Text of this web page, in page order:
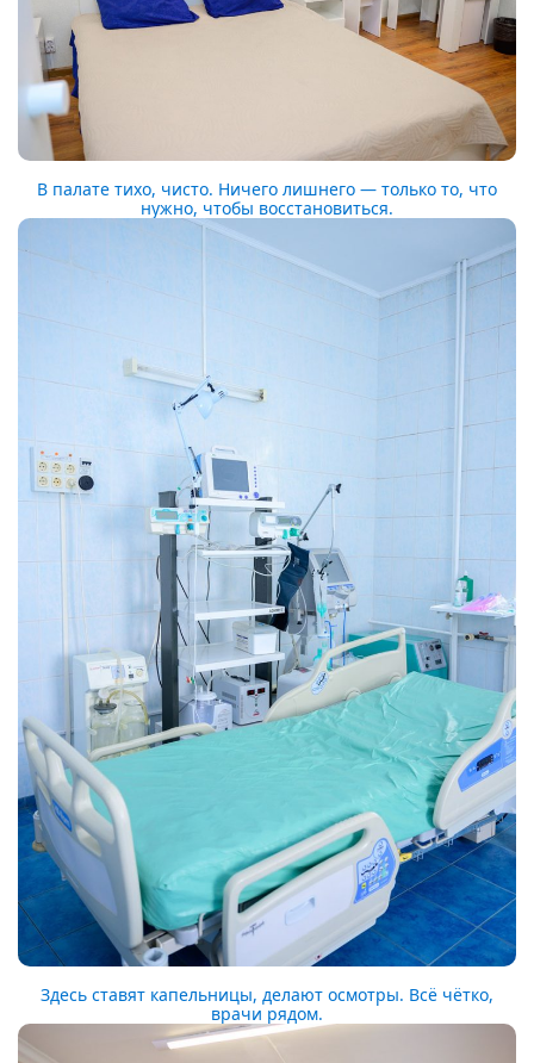
В палате тихо, чисто. Ничего лишнего — только то, что
нужно, чтобы восстановиться.
Здесь ставят капельницы, делают осмотры. Всё чётко,
врачи рядом.